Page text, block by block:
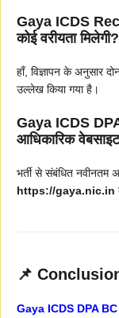
Gaya ICDS
कोई वरीयता मिलेगी?
हाँ, विज्ञापन के अनुसार
उल्लेख किया गया है।
Gaya ICDS
आधिकारिक
भर्ती से संबंधित नवीनतम
https://gaya.nic.in
📌
Gaya ICDS DPA